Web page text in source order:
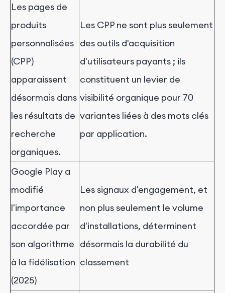
Les pages de
produits
personnalisées
(CPP)
apparaissent
désormais dans
les résultats de
recherche
organiques.
Les CPP ne sont plus seulement
des outils d'acquisition
d'utilisateurs payants ; ils
constituent un levier de
visibilité organique pour 70
variantes liées à des mots clés
par application.
Google Play a
modifié
l'importance
accordée par
son algorithme
à la fidélisation
(2025)
Les signaux d'engagement, et
non plus seulement le volume
d'installations, déterminent
désormais la durabilité du
classement